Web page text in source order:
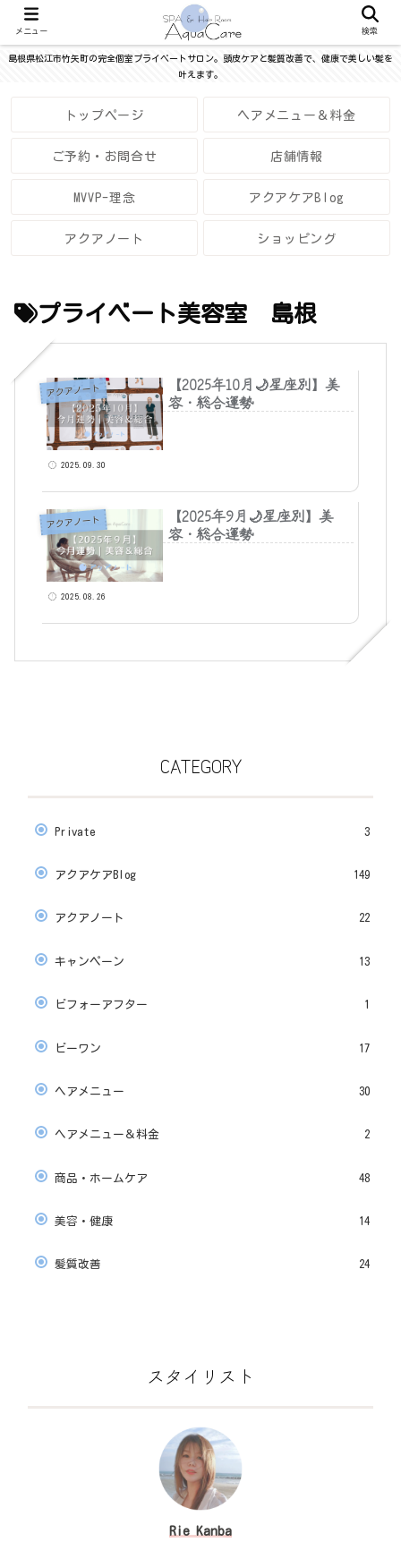
島根県松江市竹矢町の完全個室プライベートサロン。頭皮ケアと髪質改善で、健康で美しい髪を
叶えます。
トップページ ヘアメニュー＆料金
ご予約・お問合せ 店舗情報
MVVP-理念 アクアケアBlog
アクアノート ショッピング
プライベート美容室 島根
アクアノート
【2025年10月🌙星座別】美
容・総合運勢
2025.09.30
アクアノート
【2025年9月🌙星座別】美
容・総合運勢
2025.08.26
CATEGORY
Private 3
アクアケアBlog 149
アクアノート 22
キャンペーン 13
ビフォーアフター 1
ビーワン 17
ヘアメニュー 30
ヘアメニュー＆料金 2
商品・ホームケア 48
美容・健康 14
髪質改善 24
スタイリスト
Rie Kanba
メニュー 検索